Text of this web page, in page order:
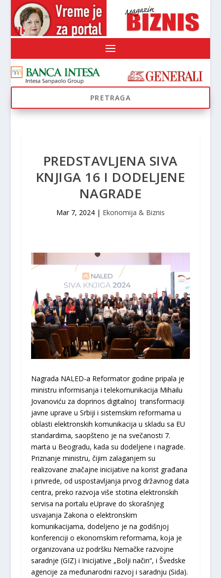
PREDSTAVLJENA SIVA
KNJIGA 16 I DODELJENE
NAGRADE
Mar 7, 2024| Ekonomija & Biznis
Nagrada NALED-a Reformator godine pripala je
ministru informisanja i telekomunikacija Mihailu
Jovanoviću za doprinos digitalnoj transformaciji
javne uprave u Srbiji i sistemskim reformama u
oblasti elektronskih komunikacija u skladu sa EU
standardima, saopšteno je na svečanosti 7.
marta u Beogradu, kada su dodeljene i nagrade.
Priznanje ministru, čijim zalaganjem su
realizovane značajne inicijative na korist građana
i privrede, od uspostavljanja prvog državnog data
centra, preko razvoja više stotina elektronskih
servisa na portalu eUprave do skorašnjeg
usvajanja Zakona o elektronskim
komunikacijama, dodeljeno je na godišnjoj
konferenciji o ekonomskim reformama, koja je
organizovana uz podršku Nemačke razvojne
saradnje (GIZ) i Inicijative „Bolji način“, i Švedske
agencije za međunarodni razvoj i saradnju (Sida).